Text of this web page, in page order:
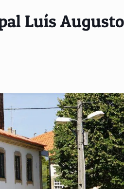
Luís Augusto